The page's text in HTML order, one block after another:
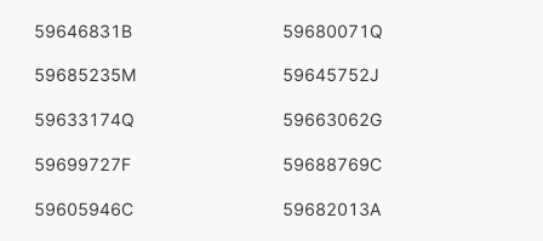
59646831B 59680071Q
59685235M 59645752J
59633174Q 59663062G
59699727F 59688769C
59605946C 59682013A